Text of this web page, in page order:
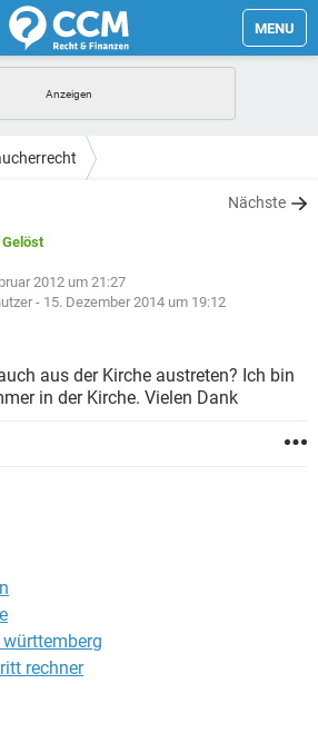
MENU
Nächste
Gelöst
2012 um 21:27
- 15. Dezember 2014 um 19:12
aus der Kirche austreten? Ich bin
in der Kirche. Vielen Dank
rechner